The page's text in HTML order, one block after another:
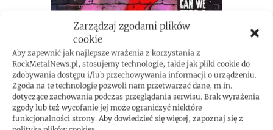
Zarządzaj zgodami plików
cookie
Aby zapewnić jak najlepsze wrażenia z korzystania z
RockMetalNews.pl, stosujemy technologie, takie jak pliki cookie do
zdobywania dostępu i/lub przechowywania informacji o urządzeniu.
Zgoda na te technologie pozwoli nam przetwarzać dane, m.in.
dotyczące zachowania podczas przeglądania serwisu. Brak wyrażenia
zgody lub też wycofanie jej może ograniczyć niektóre
funkcjonalności strony. Aby dowiedzieć się więcej, zapoznaj się z